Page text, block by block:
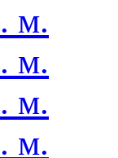
м.
м.
м.
м.